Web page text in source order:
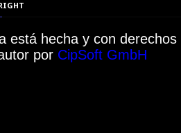
está hecha y con derechos
por CipSoft GmbH